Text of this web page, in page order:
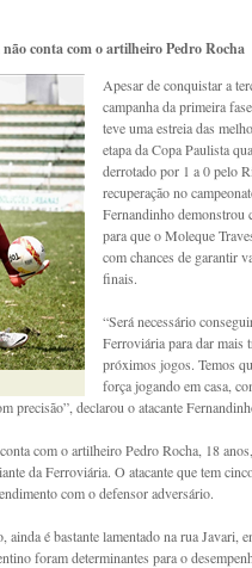
conta com o artilheiro Pedro Rocha
Apesar de conquistar a
campanha da primeira
teve uma estreia das
etapa da Copa Paulista
derrotado por 1 a 0 pelo
recuperação no
Fernandinho demonstrou
para que o Moleque
com chances de garantir
finais.
“Será necessário
Ferroviária para dar mais
próximos jogos. Temos
força jogando em casa,
precisão”, declarou o atacante
com o artilheiro Pedro Rocha, 18
da Ferroviária. O atacante que tem
com o defensor adversário.
é bastante lamentado na rua Javari,
foram determinantes para o